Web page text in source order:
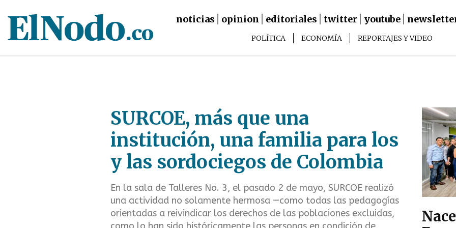
Main
noticias opinion editoriales twitter youtube
POLÍTICA ECONOMÍA REPORTAJES Y VIDEO
SURCOE, más que una
institución, una familia para los
y las sordociegos de Colombia
En la sala de Talleres No. 3, el pasado 2 de mayo, SURCOE realizó
una actividad no solamente hermosa —como todas las pedagogías
orientadas a reivindicar los derechos de las poblaciones excluidas,